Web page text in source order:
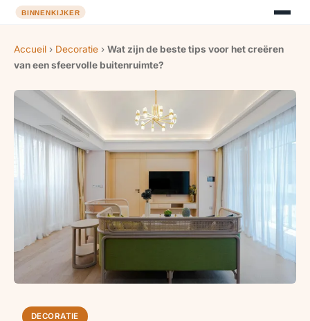
Accueil › Decoratie › Wat zijn de beste tips voor het creëren
van een sfeervolle buitenruimte?
DECORATIE